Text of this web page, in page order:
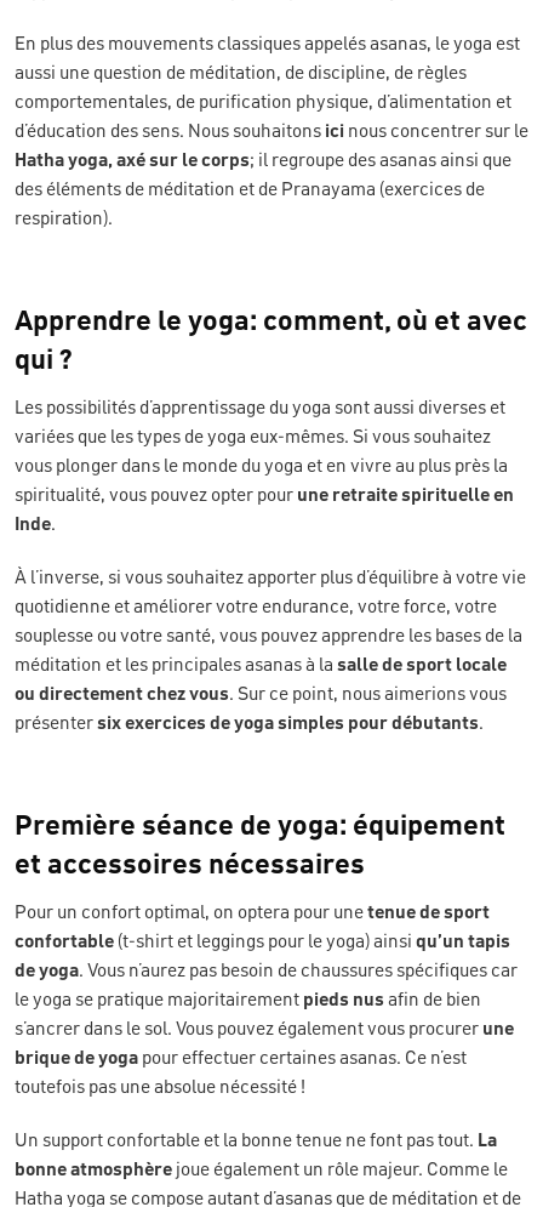
En plus des mouvements classiques appelés asanas, le yoga est
aussi une question de méditation, de discipline, de règles
comportementales, de purification physique, d’alimentation et
d’éducation des sens. Nous souhaitons ici nous concentrer sur le
Hatha yoga, axé sur le corps; il regroupe des asanas ainsi que
des éléments de méditation et de Pranayama (exercices de
respiration).
Apprendre le yoga: comment, où et avec
qui ?
Les possibilités d’apprentissage du yoga sont aussi diverses et
variées que les types de yoga eux-mêmes. Si vous souhaitez
vous plonger dans le monde du yoga et en vivre au plus près la
spiritualité, vous pouvez opter pour une retraite spirituelle en
Inde.
À l’inverse, si vous souhaitez apporter plus d’équilibre à votre vie
quotidienne et améliorer votre endurance, votre force, votre
souplesse ou votre santé, vous pouvez apprendre les bases de la
méditation et les principales asanas à la salle de sport locale
ou directement chez vous. Sur ce point, nous aimerions vous
présentersix exercices de yoga simples pour débutants.
Première séance de yoga: équipement
et accessoires nécessaires
Pour un confort optimal, on optera pour unetenue de sport
confortable (t-shirt et leggings pour le yoga) ainsi qu’un tapis
de yoga. Vous n’aurez pas besoin de chaussures spécifiques car
le yoga se pratique majoritairement pieds nus afin de bien
s’ancrer dans le sol. Vous pouvez également vous procurer une
brique de yoga pour effectuer certaines asanas. Ce n’est
toutefois pas une absolue nécessité !
Un support confortable et la bonne tenue ne font pas tout. La
bonne atmosphère joue également un rôle majeur. Comme le
Hatha yoga se compose autant d’asanas que de méditation et de